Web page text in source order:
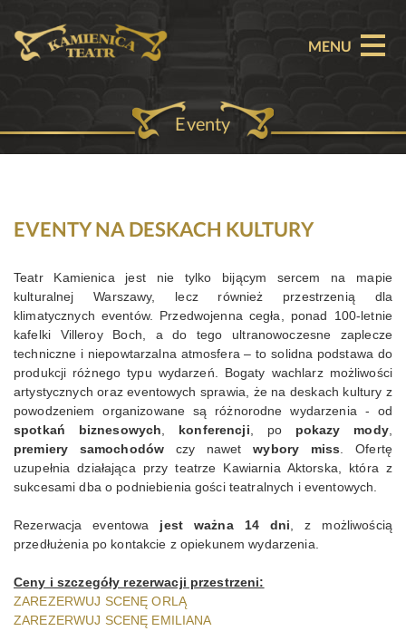
MENU
O TEATRZE
BILETY
PARTNERZY
OFERTA KOMERCYJNA
KONTAKT
Eventy
EVENTY NA DESKACH KULTURY
Teatr Kamienica jest nie tylko bijącym sercem na mapie
kulturalnej Warszawy, lecz również przestrzenią dla
klimatycznych eventów. Przedwojenna cegła, ponad 100-letnie
kafelki Villeroy Boch, a do tego ultranowoczesne zaplecze
techniczne i niepowtarzalna atmosfera – to solidna podstawa do
produkcji różnego typu wydarzeń. Bogaty wachlarz możliwości
artystycznych oraz eventowych sprawia, że na deskach kultury z
powodzeniem organizowane są różnorodne wydarzenia - od
spotkań biznesowych
konferencji , po pokazy mody,
premiery samochodów czy nawetwybory miss . Ofertę
uzupełnia działająca przy teatrze Kawiarnia Aktorska, która z
sukcesami dba o podniebienia gości teatralnych i eventowych.
Rezerwacja eventowa jest ważna 14 dni , z możliwością
przedłużenia po kontakcie z opiekunem wydarzenia.
Ceny i szczegóły rezerwacji przestrzeni:
ZAREZERWUJ SCENĘ ORLĄ
ZAREZERWUJ SCENĘ EMILIANA